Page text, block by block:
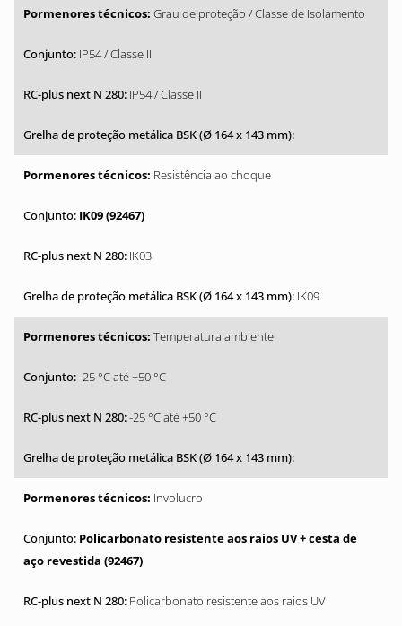
Grau de proteção / Classe de Isolamento
IP54 / Classe II
IP54 / Classe II
Resistência ao choque
IK09 (92467)
IK03
IK09
Temperatura ambiente
-25 °C até +50 °C
-25 °C até +50 °C
Involucro
Policarbonato resistente aos raios UV + cesta de
aço revestida (92467)
Policarbonato resistente aos raios UV